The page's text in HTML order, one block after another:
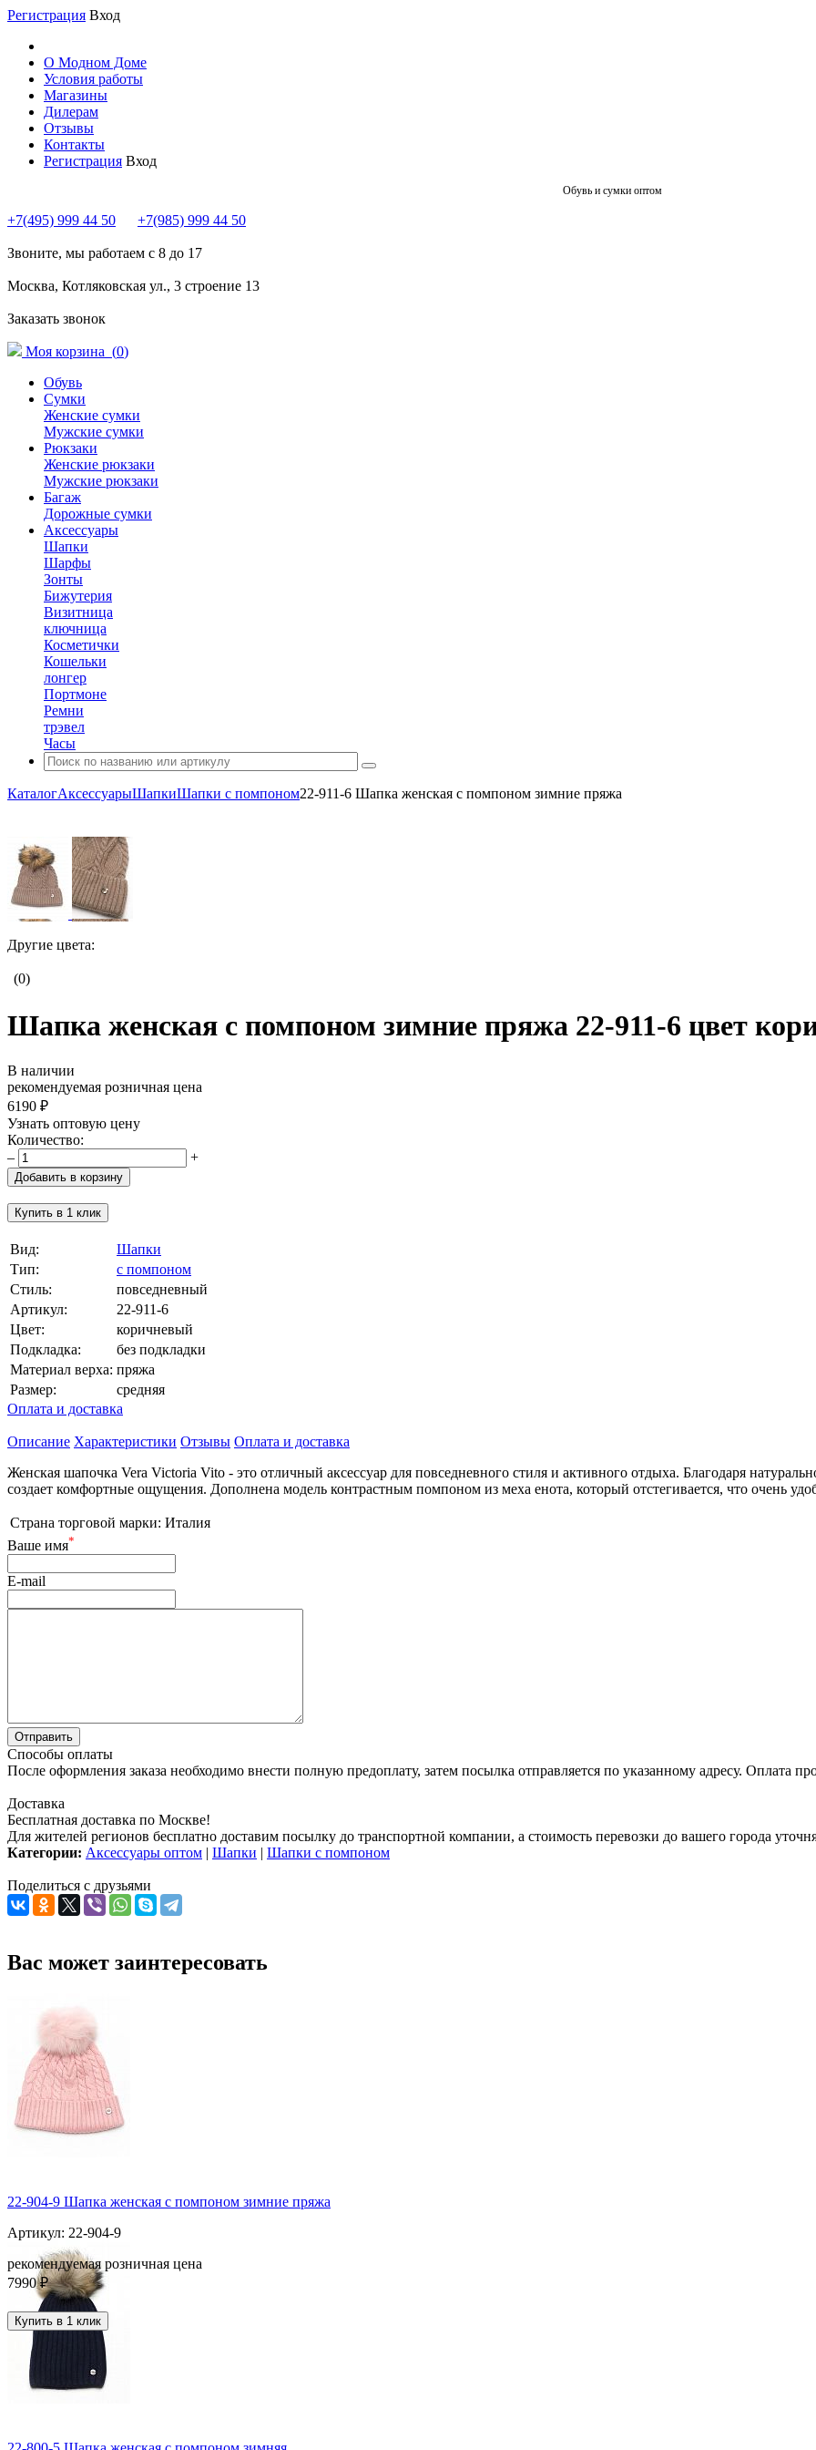
Регистрация Вход
О Модном Доме
Условия работы
Магазины
Дилерам
Отзывы
Контакты
Регистрация Вход
Обувь и сумки оптом
+7(495) 999 44 50 +7(985) 999 44 50
Звоните, мы работаем с 8 до 17
Москва, Котляковская ул., 3 строение 13
Заказать звонок
Моя корзина (0)
Обувь
Сумки
Женские сумки
Мужские сумки
Рюкзаки
Женские рюкзаки
Мужские рюкзаки
Багаж
Дорожные сумки
Аксессуары
Шапки
Шарфы
Зонты
Бижутерия
Визитница
ключница
Косметички
Кошельки
лонгер
Портмоне
Ремни
трэвел
Часы
КаталогАксессуарыШапкиШапки с помпоном22-911-6 Шапка женская с помпоном зимние пряжа
Другие цвета:
(0)
Шапка женская с помпоном зимние пряжа 22-911-6 цвет
В наличии
рекомендуемая розничная цена
6190 ₽
Узнать оптовую цену
Количество:
–
+
Добавить в корзину
Купить в 1 клик
Вид:
Шапки
Тип:
с помпоном
Стиль:
повседневный
Артикул:
22-911-6
Цвет:
коричневый
Подкладка:
без подкладки
Материал верха: пряжа
Размер:
средняя
Оплата и доставка
Описание Характеристики Отзывы Оплата и доставка
Женская шапочка Vera Victoria Vito - это отличный аксессуар для повседневного стиля и активного отдыха. Благодаря
создает комфортные ощущения. Дополнена модель контрастным помпоном из меха енота, который отстегивается, что очень
Страна торговой марки: Италия
Ваше имя*
E-mail
Способы оплаты
После оформления заказа необходимо внести полную предоплату, затем посылка отправляется по указанному адресу. Оплата
Доставка
Бесплатная доставка по Москве!
Для жителей регионов бесплатно доставим посылку до транспортной компании, а стоимость перевозки до вашего города
Категории: Аксессуары оптом | Шапки | Шапки с помпоном
Поделиться с друзьями
Вас может заинтересовать
22-904-9 Шапка женская с помпоном зимние пряжа
Артикул: 22-904-9
рекомендуемая розничная цена
7990 ₽
Купить в 1 клик